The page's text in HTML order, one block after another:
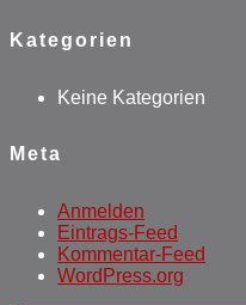
Kategorien
Keine Kategorien
Meta
Anmelden
Eintrags-Feed
Kommentar-Feed
WordPress.org